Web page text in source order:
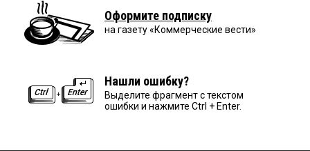
Оформите подписку
на газету «Коммерческие вести»
Нашли ошибку?
Выделите фрагмент с текстом
ошибки и нажмите Ctrl + Enter.